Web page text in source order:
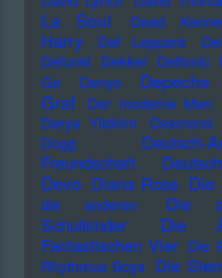
La Soul
Dead
Harry
Def Leppard
Defunkt Dekker Delfonic
Go
Denyo Depeche
Graf
Der moderne Man
Derya Yildirim
Desmond
Dogg
Deutsch-
Freundschaft
Devo Diana Ross Die
die anderen
Die
Schulkinder
Die
Fantastischen Vier Die
Rhythmus Boys Die